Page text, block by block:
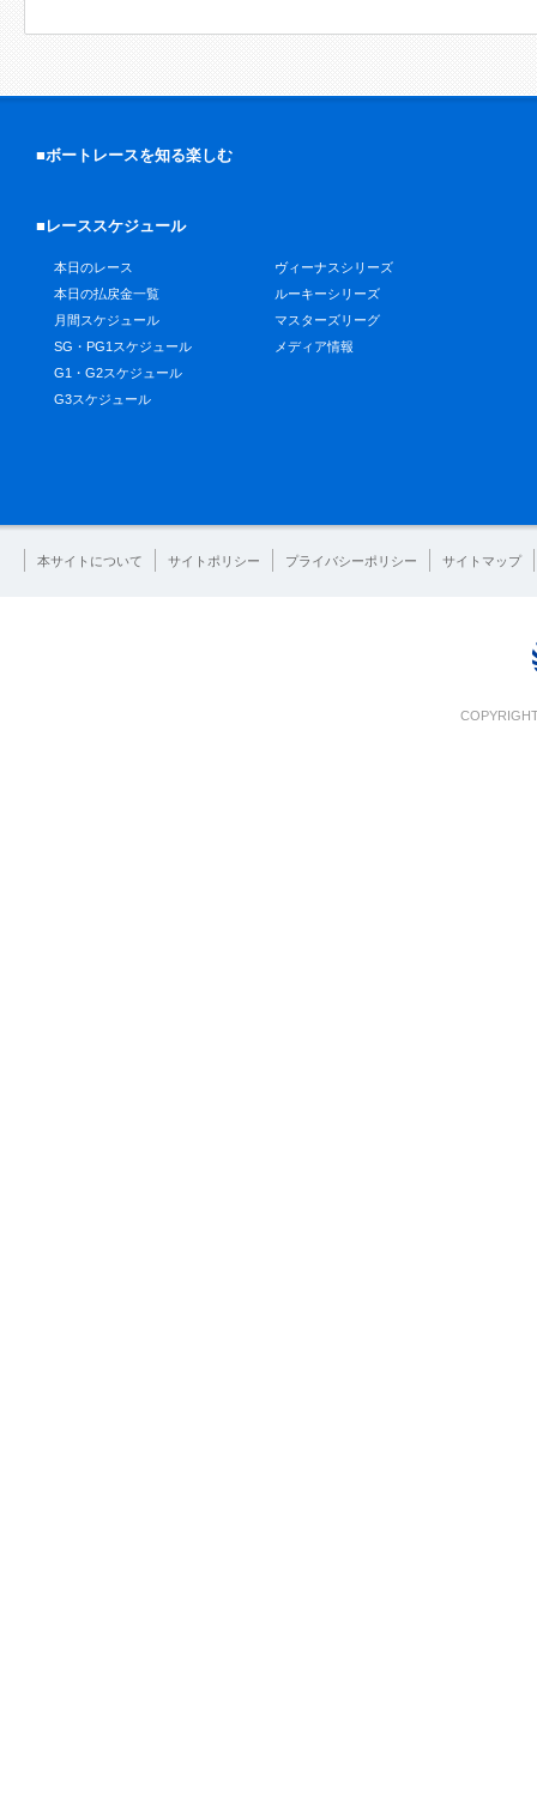
■ボートレースを知る楽しむ
■レーススケジュール
本日のレース
本日の払戻金一覧
月間スケジュール
SG・PG1スケジュール
G1・G2スケジュール
G3スケジュール
ヴィーナスシリーズ
ルーキーシリーズ
マスターズリーグ
メディア情報
本サイトについて サイトポリシー プライバシーポリシー サイトマップ